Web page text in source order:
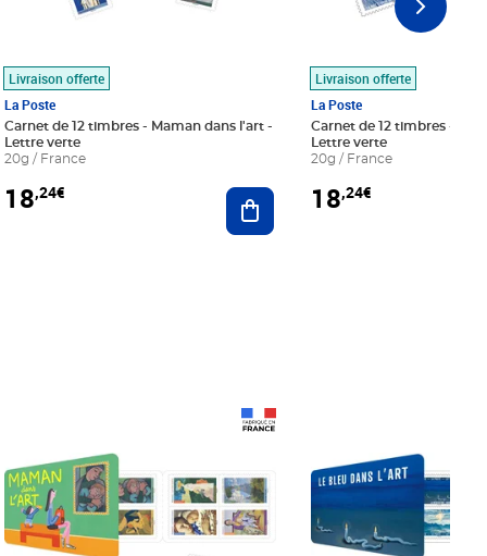
au panier
Livraison offerte
La Poste
Carnet de 12 timbres - Maman dans l'art -
Lettre verte
20g / France
18,24€ Ajouter au panier
Livraison offerte
La Poste
Carnet de 12 timbres - Le
Lettre verte
20g / France
18,24€